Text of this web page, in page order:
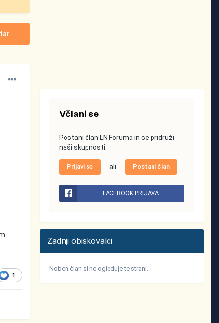
1
Včlani se
Postani član LN Foruma in se pridruži
naši skupnosti.
Prijavi se ali Postani član
FACEBOOK PRIJAVA
Zadnji obiskovalci
Noben član si ne ogleduje te strani.